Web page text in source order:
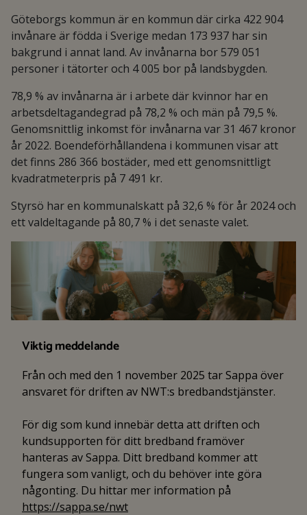
Göteborgs kommun är en kommun där cirka 422 904
invånare är födda i Sverige medan 173 937 har sin
bakgrund i annat land. Av invånarna bor 579 051
personer i tätorter och 4 005 bor på landsbygden.
78,9 % av invånarna är i arbete där kvinnor har en
arbetsdeltagandegrad på 78,2 % och män på 79,5 %.
Genomsnittlig inkomst för invånarna var 31 467 kronor
år 2022. Boendeförhållandena i kommunen visar att
det finns 286 366 bostäder, med ett genomsnittligt
kvadratmeterpris på 7 491 kr.
Styrsö har en kommunalskatt på 32,6 % för år 2024 och
ett valdeltagande på 80,7 % i det senaste valet.
Viktig meddelande
Från och med den 1 november 2025 tar Sappa över
ansvaret för driften av NWT:s bredbandstjänster.
För dig som kund innebär detta att driften och
kundsupporten för ditt bredband framöver
hanteras av Sappa. Ditt bredband kommer att
fungera som vanligt, och du behöver inte göra
någonting. Du hittar mer information på
https://sappa.se/nwt